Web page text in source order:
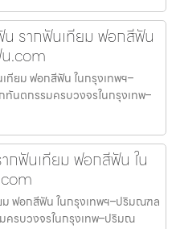
รากฟันเทียม ฟอกสีฟัน
.com
ยม ฟอกสีฟัน ในกรุงเทพฯ–
นตกรรมครบวงจรในกรุงเทพ–
ฟันเทียม ฟอกสีฟัน ใน
ฟอกสีฟัน ในกรุงเทพฯ–ปริมณฑล
รบวงจรในกรุงเทพ–ปริมณ